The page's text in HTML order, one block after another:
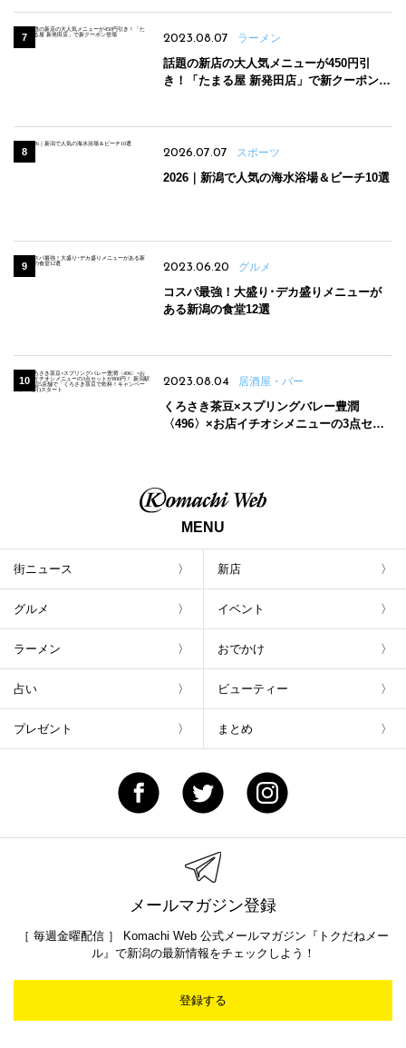
2023.08.07 ラーメン
話題の新店の大人気メニューが450円引
き！「たまる屋 新発田店」で新クーポン登
2026.07.07 スポーツ
2026｜新潟で人気の海水浴場＆ビーチ10選
2023.06.20 グルメ
コスパ最強！大盛り･デカ盛りメニューが
ある新潟の食堂12選
2023.08.04 居酒屋・バー
くろさき茶豆×スプリングバレー豊潤
〈496〉×お店イチオシメニューの3点セッ
MENU
街ニュース 新店
グルメ イベント
ラーメン おでかけ
占い ビューティー
プレゼント まとめ
メールマガジン登録
［ 毎週金曜配信 ］ Komachi Web 公式メールマガジン『トクだねメー
ル』で新潟の最新情報をチェックしよう！
登録する